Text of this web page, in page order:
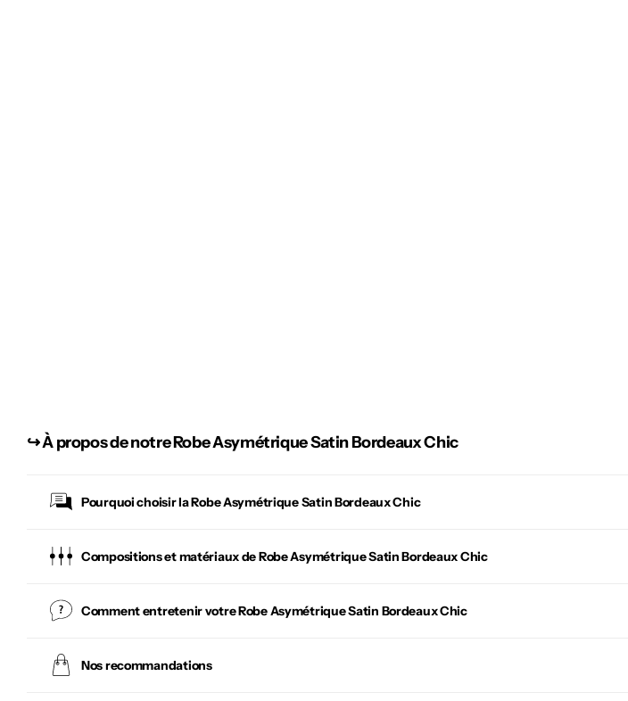
↪︎À propos de notre Robe Asymétrique Satin Bordeaux Chic
Pourquoi choisir laRobe Asymétrique Satin Bordeaux Chic
Compositions et matériaux de Robe Asymétrique Satin Bordeaux Chic
Comment entretenir votreRobe Asymétrique Satin Bordeaux Chic
Nos recommandations